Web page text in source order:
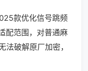
款优化信号跳频
配范围，对普通麻
法破解原厂加密，